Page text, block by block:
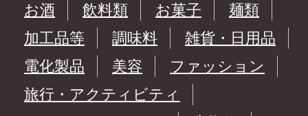
お酒
飲料類 お菓子
麺類
加工品等
調味料
雑貨・日用品
電化製品
美容
ファッション
旅行・アクティビティ